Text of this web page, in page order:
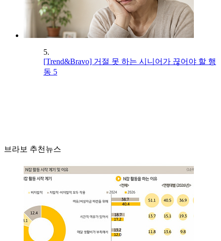
5.
[Trend&Bravo] 거절 못 하는 시니어가 끊어야 할 행
동 5
브라보 추천뉴스